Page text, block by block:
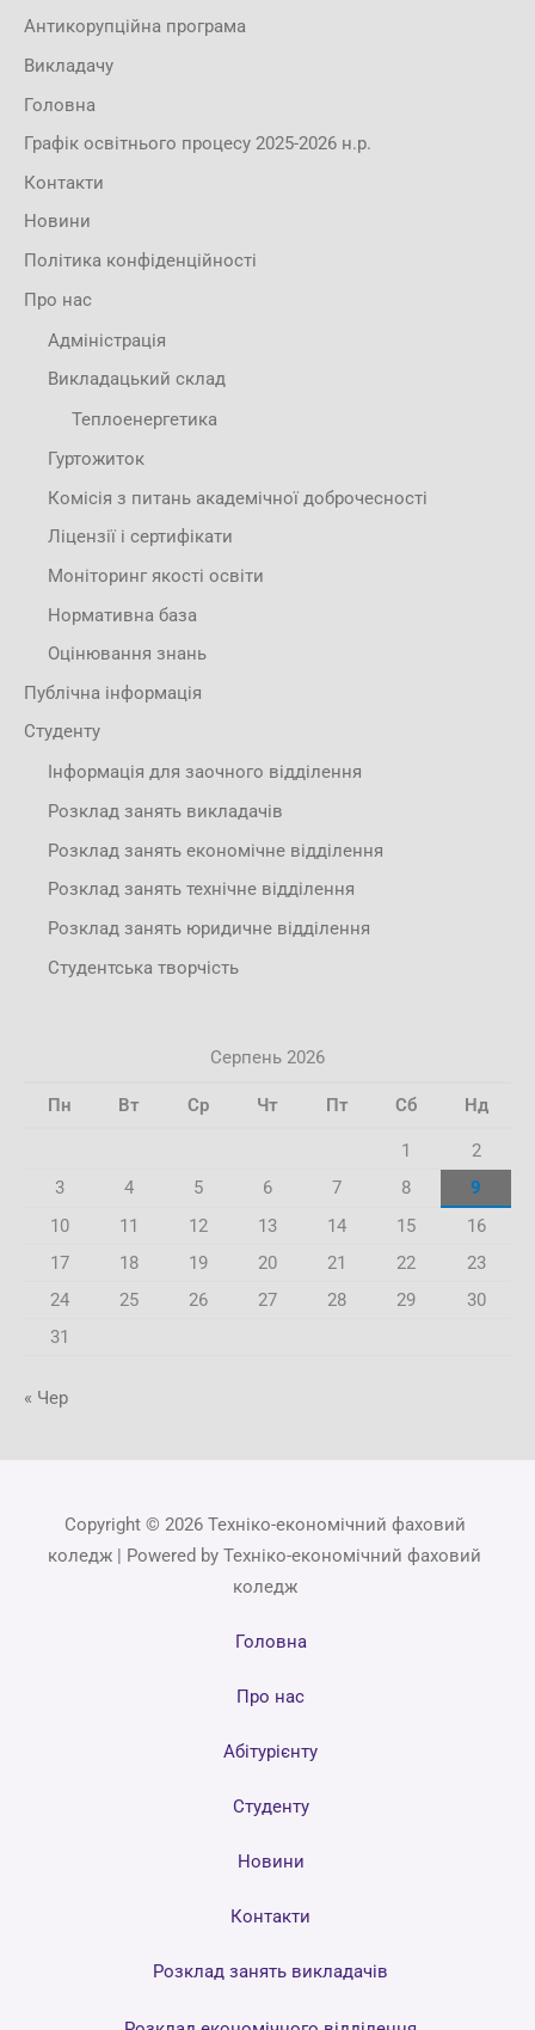
Антикорупційна програма
Викладачу
Головна
Графік освітнього процесу 2025-2026 н.р.
Контакти
Новини
Політика конфіденційності
Про нас
Адміністрація
Викладацький склад
Теплоенергетика
Гуртожиток
Комісія з питань академічної доброчесності
Ліцензії і сертифікати
Моніторинг якості освіти
Нормативна база
Оцінювання знань
Публічна інформація
Студенту
Інформація для заочного відділення
Розклад занять викладачів
Розклад занять економічне відділення
Розклад занять технічне відділення
Розклад занять юридичне відділення
Студентська творчість
Серпень 2026
Пн Вт Ср Чт Пт Сб Нд
1
2
3
4 5 6 7 8
9
10
11 12 13 14 15
16
17
18 19 20 21 22
23
24
25 26 27 28 29
30
31
« Чер
Copyright © 2026 Техніко-економічний фаховий
коледж | Powered by Техніко-економічний фаховий
коледж
Головна
Про нас
Абітурієнту
Студенту
Новини
Контакти
Розклад занять викладачів